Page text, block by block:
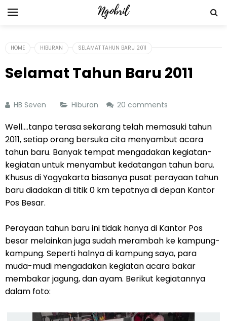
HOME HIBURAN SELAMAT TAHUN BARU 2011
Selamat Tahun Baru 2011
HB Seven Hiburan 20 comments
Well....tanpa terasa sekarang telah memasuki tahun
2011, setiap orang bersuka cita menyambut acara
tahun baru. Banyak tempat mengadakan kegiatan-
kegiatan untuk menyambut kedatangan tahun baru.
Khusus di Yogyakarta biasanya pusat perayaan tahun
baru diadakan di titik 0 km tepatnya di depan Kantor
Pos Besar.
Perayaan tahun baru ini tidak hanya di Kantor Pos
besar melainkan juga sudah merambah ke kampung-
kampung. Seperti halnya di kampung saya, para
muda-mudi mengadakan kegiatan acara bakar
membakar jagung, dan ayam. Berikut kegiatannya
dalam foto: